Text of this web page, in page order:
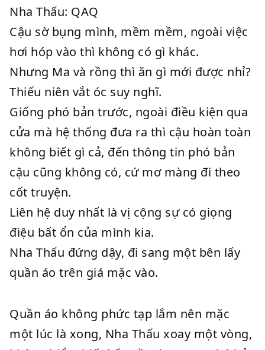
Nha Thấu: QAQ
Cậu sờ bụng mình, mềm mềm, ngoài việc
hơi hóp vào thì không có gì khác.
Nhưng Ma và rồng thì ăn gì mới được nhỉ?
Thiếu niên vắt óc suy nghĩ.
Giống phó bản trước, ngoài điều kiện qua
cửa mà hệ thống đưa ra thì cậu hoàn toàn
không biết gì cả, đến thông tin phó bản
cậu cũng không có, cứ mơ màng đi theo
cốt truyện.
Liên hệ duy nhất là vị cộng sự có giọng
điệu bất ổn của mình kia.
Nha Thấu đứng dậy, đi sang một bên lấy
quần áo trên giá mặc vào.
Quần áo không phức tạp lắm nên mặc
một lúc là xong, Nha Thấu xoay một vòng,